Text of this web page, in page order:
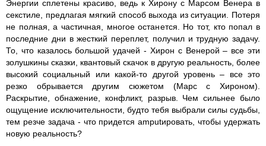
Энергии сплетены красиво, ведь к Хирону с Марсом Венера в
секстиле, предлагая мягкий способ выхода из ситуации. Потеря
не полная, а частичная, многое останется. Но тот, кто попал в
последние дни в жесткий переплет, получил и трудную задачу.
То, что казалось большой удачей - Хирон с Венерой – все эти
золушкины сказки, квантовый скачок в другую реальность, более
высокий социальный или какой-то другой уровень – все это
резко обрывается другим сюжетом (Марс с Хироном).
Раскрытие, обнажение, конфликт, разрыв. Чем сильнее было
ощущение исключительности, будто тебя выбрали силы судьбы,
тем резче задача - что придется amputировать, чтобы удержать
новую реальность?